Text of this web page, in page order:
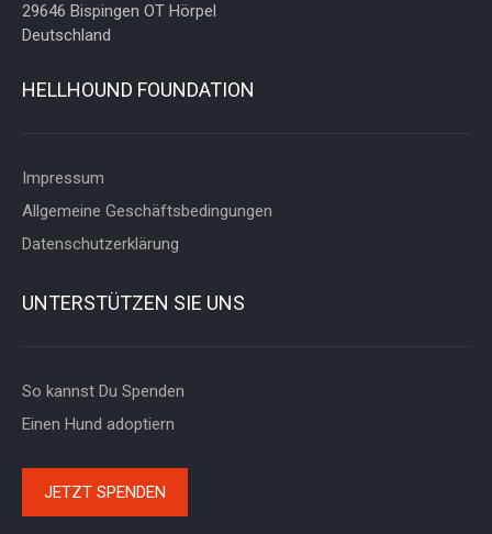
29646 Bispingen OT Hörpel
Deutschland
HELLHOUND FOUNDATION
Impressum
Allgemeine Geschäftsbedingungen
Datenschutzerklärung
UNTERSTÜTZEN SIE UNS
So kannst Du Spenden
Einen Hund adoptiern
JETZT SPENDEN